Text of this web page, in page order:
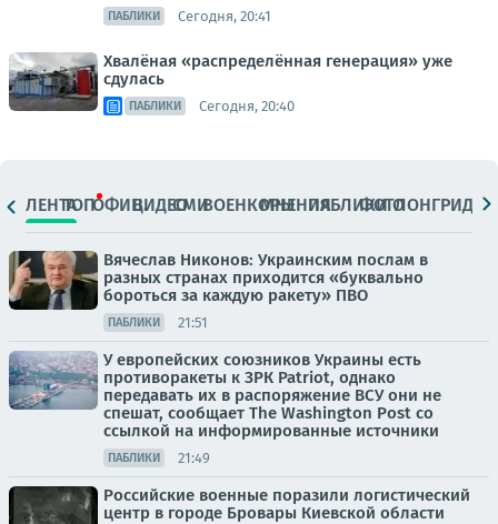
ПАБЛИКИ Сегодня, 20:41
Хвалёная «распределённая генерация» уже
сдулась
ПАБЛИКИ Сегодня, 20:40
ЛЕНТАТОПОФИЦ.ВИДЕОСМИВОЕНКОРЫМНЕНИЯПАБЛИКИ
ФОТОЛОНГРИДЫ
Вячеслав Никонов: Украинским послам в
разных странах приходится «буквально
бороться за каждую ракету» ПВО
ПАБЛИКИ 21:51
У европейских союзников Украины есть
противоракеты к ЗРК Patriot, однако
передавать их в распоряжение ВСУ они не
спешат, сообщает The Washington Post со
ссылкой на информированные источники
ПАБЛИКИ 21:49
Российские военные поразили логистический
центр в городе Бровары Киевской области